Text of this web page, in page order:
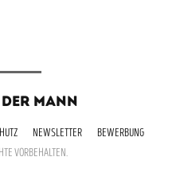
MANN
NEWSLETTER
BEWERBUNG
VORBEHALTEN.